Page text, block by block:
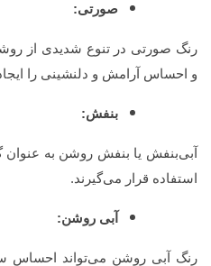
صورتی:
رنگ صورتی در تنوع شدیدی از
و احساس آرامش و دلنشینی را
بنفش:
آبی‌بنفش یا بنفش روشن به عنوان
استفاده قرار می‌گیرند.
آبی روشن:
رنگ آبی روشن می‌تواند احساس